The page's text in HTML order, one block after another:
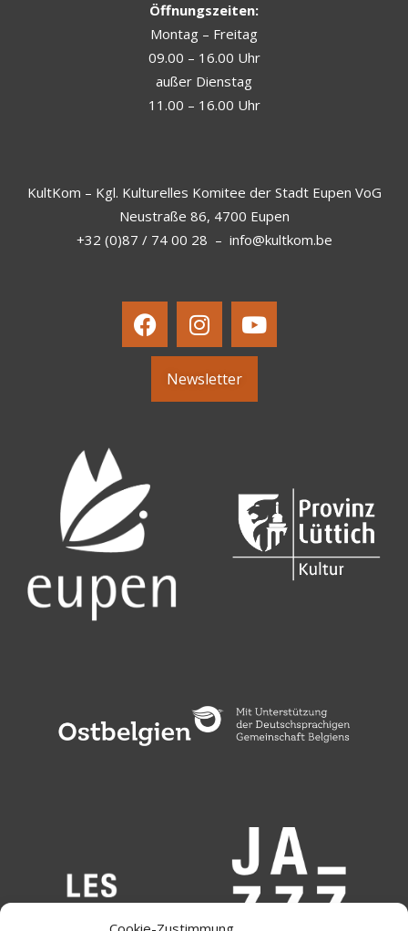
Öffnungszeiten:
Montag – Freitag
09.00 – 16.00 Uhr
außer Dienstag
11.00 – 16.00 Uhr
KultKom – Kgl. Kulturelles Komitee der Stadt Eupen VoG
Neustraße 86, 4700 Eupen
+32 (0)87 / 74 00 28 – info@kultkom.be
Newsletter